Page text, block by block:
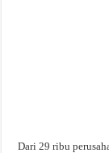
Dari 29 ribu